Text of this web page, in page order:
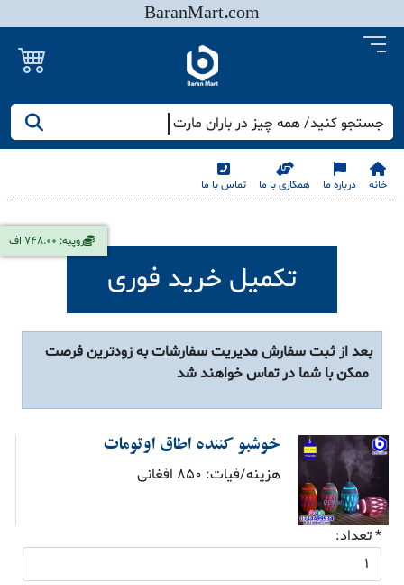
BaranMart.com
جستجو کنید/ همه چیز در باران مارت
خانه درباره ما همکاری با ما تماس با ما
روپیه: 748.00 اف
تکمیل خرید فوری
بعد از ثبت سفارش مدیریت سفارشات به زودترین فرصت
ممکن با شما در تماس خواهند شد
خوشبو کننده اطاق اوتومات
هزینه/فیات: 850 افغانی
* تعداد: